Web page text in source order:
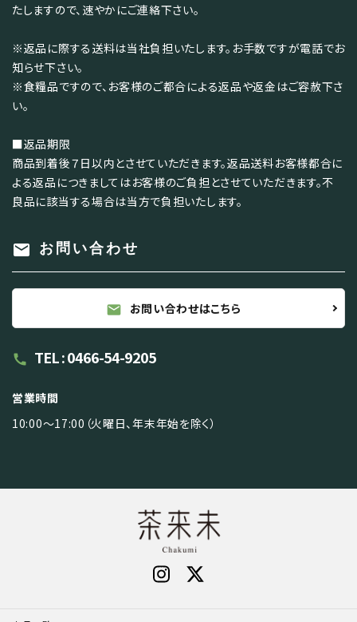
たしますので、速やかにご連絡下さい。
※返品に際する送料は当社負担いたします。お手数ですが電話でお
知らせ下さい。
※食糧品ですので、お客様のご都合による返品や返金はご容赦下さ
い。
■返品期限
商品到着後７日以内とさせていただきます。返品送料お客様都合に
よる返品につきましてはお客様のご負担とさせていただきます。不
良品に該当する場合は当方で負担いたします。
mail お問い合わせ
mail お問い合わせはこちら
call TEL : 0466-54-9205
営業時間
10:00～17:00（火曜日、年末年始を除く）